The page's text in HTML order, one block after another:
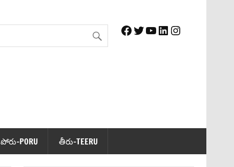
Facebook
Twitter
YouTube
LinkedIn
Instagram
పోరు-PORU తీరు-TEERU